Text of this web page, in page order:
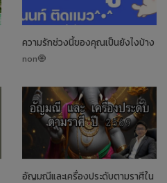
ความรักช่วงนี้ของคุณเป็นยังไงบ้าง
non🧿
อัญมณีและเครื่องประดับตามราศีใน